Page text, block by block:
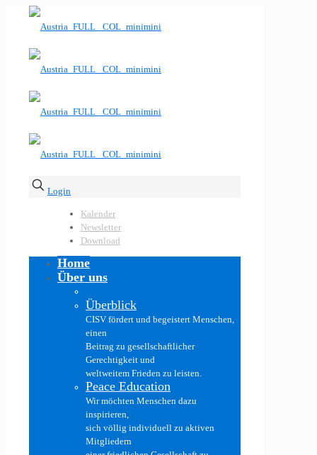
Login
Kalender
Newsletter
Download
Home
Über uns
Überblick
CISV fördert und begeistert Menschen,
einen
Beitrag zu gesellschaftlicher
Gerechtigkeit und
weltweitem Frieden zu leisten.
Peace Education
Wir möchten Menschen dazu
inspirieren,
sich völlig individuell zu aktiven
Mitgliedern